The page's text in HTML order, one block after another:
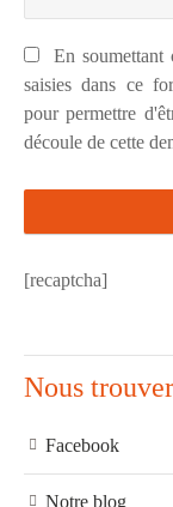
En soumettant
saisies dans ce
pour permettre
découle de cette
[recaptcha]
Nous trouver
Facebook
Notre blog